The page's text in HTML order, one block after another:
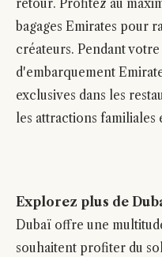
retour. Profitez au
bagages Emirates pour
créateurs. Pendant
d'embarquement
exclusives dans les
les attractions familiales
Explorez plus de
Dubaï offre une
souhaitent profiter du